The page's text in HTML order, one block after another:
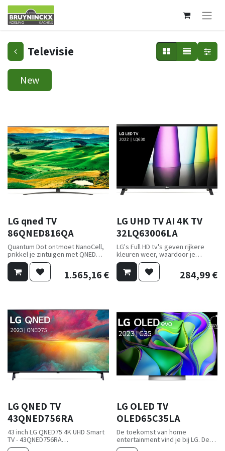
Televisie
New
LG qned TV
86QNED816QA
Quantum Dot ontmoet NanoCell,
prikkel je zintuigen met QNED
color.
Ervaar kleuren die niet van deze
wereld zijn met de
gecombineerde kracht van
Schermtype: QNED
Resolutie: 4K Ultra HD (3840 x
2160 px)
1.565,16€
LG UHD TV AI 4K TV
32LQ63006LA
LG's Full HD tv's geven rijkere
kleuren weer, waardoor je
favoriete beelden levendiger en
natuurlijker wordt weergegeven.
α5 Gen 5 AI Processor, boost je
kijkervaring
284,99€
LG QNED TV
43QNED756RA
43 inch LG QNED75 4K UHD Smart
TV - 43QNED756RA
Ondek de LG QNED 43QNED756RA
LG OLED TV
OLED65C35LA
De toekomst van home
entertainment vind je bij LG. Deze
oled-tv brengt elk beeld tot